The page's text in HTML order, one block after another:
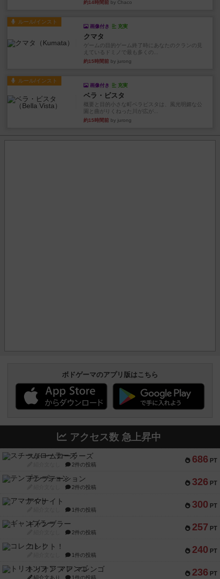
約14時間前 by Chaco
ルール/インスト
画像付き 充実
クマタ
ゲームの目的ゲーム終了時にあなたのクランの見
えているドミノで最も多くの...
約15時間前 by jurong
ルール/インスト
画像付き 充実
ベラ・ビスタ
概要と目的小さな町ベラビスタは、風光明媚な公
園と曲がりくねった川が広が...
約15時間前 by jurong
ボドゲーマのアプリ版はこちら
アクセス数 急上昇中
686 PT
スチームローラーズ
2件の投稿
326 PT
テンプテーション
2件の投稿
300 PT
アマナイト
1件の投稿
257 PT
ギャンブラー
2件の投稿
240 PT
コレクト！
1件の投稿
236 PT
トリオンフ ア マレンゴ
紹介文あり 1件の投稿